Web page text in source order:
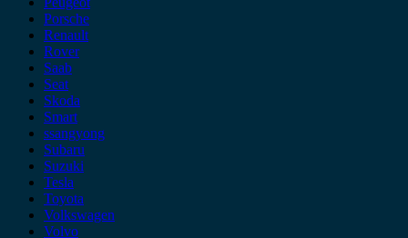
Porsche
Renault
Rover
Saab
Seat
Skoda
Smart
ssangyong
Subaru
Suzuki
Tesla
Toyota
Volkswagen
Volvo